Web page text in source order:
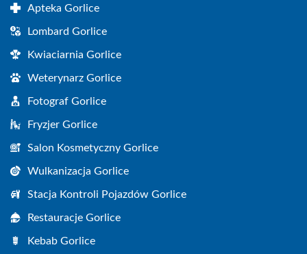
Apteka Gorlice
Lombard Gorlice
Kwiaciarnia Gorlice
Weterynarz Gorlice
Fotograf Gorlice
Fryzjer Gorlice
Salon Kosmetyczny Gorlice
Wulkanizacja Gorlice
Stacja Kontroli Pojazdów Gorlice
Restauracje Gorlice
Kebab Gorlice